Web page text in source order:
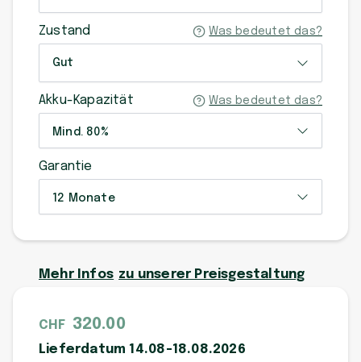
Zustand Was bedeutet das?
Gut
Akku-Kapazität Was bedeutet das?
Mind. 80%
Garantie
12 Monate
Mehr Infos zu unserer Preisgestaltung
CHF 320.00
Lieferdatum 14.08-18.08.2026